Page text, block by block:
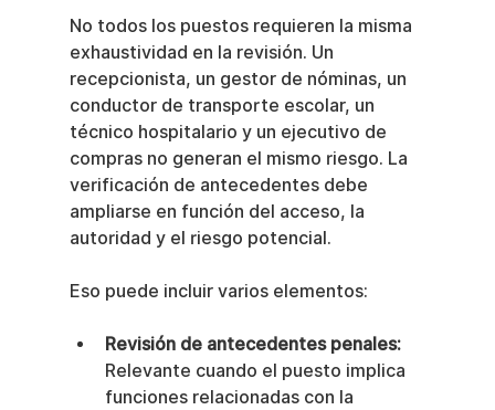
No todos los puestos requieren la misma
exhaustividad en la revisión. Un
recepcionista, un gestor de nóminas, un
conductor de transporte escolar, un
técnico hospitalario y un ejecutivo de
compras no generan el mismo riesgo. La
verificación de antecedentes debe
ampliarse en función del acceso, la
autoridad y el riesgo potencial.
Eso puede incluir varios elementos:
Revisión de antecedentes penales:
Relevante cuando el puesto implica
funciones relacionadas con la